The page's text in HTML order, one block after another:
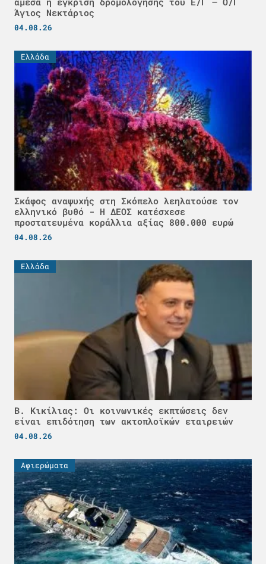
Άγιος Νεκτάριος
04.08.26
Ελλάδα
Σκάφος αναψυχής στη Σκόπελο λεηλατούσε τον
ελληνικό βυθό - H ΔΕΟΣ κατέσχεσε
προστατευμένα κοράλλια αξίας 800.000 ευρώ
04.08.26
Ελλάδα
Β. Κικίλιας: Οι κοινωνικές εκπτώσεις δεν
είναι επιδότηση των ακτοπλοϊκών εταιρειών
04.08.26
Αφιερώματα